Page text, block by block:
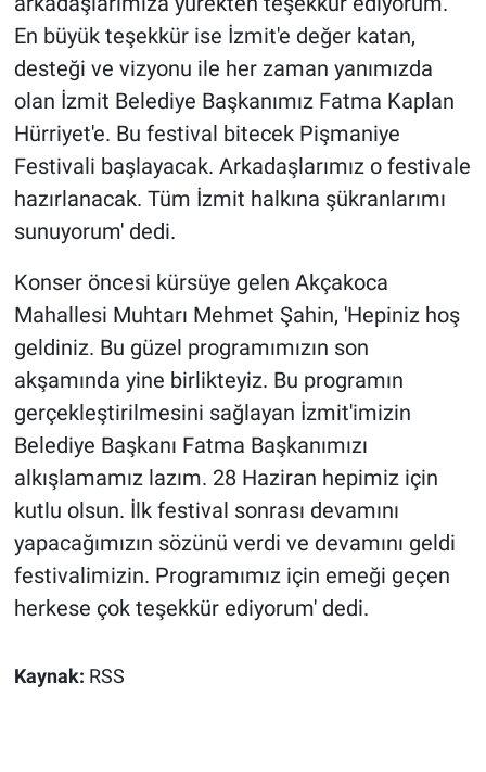
En büyük teşekkür ise İzmit'e değer katan,
desteği ve vizyonu ile her zaman yanımızda
olan İzmit Belediye Başkanımız Fatma Kaplan
Hürriyet'e. Bu festival bitecek Pişmaniye
Festivali başlayacak. Arkadaşlarımız o festivale
hazırlanacak. Tüm İzmit halkına şükranlarımı
sunuyorum' dedi.
Konser öncesi kürsüye gelen Akçakoca
Mahallesi Muhtarı Mehmet Şahin, 'Hepiniz hoş
geldiniz. Bu güzel programımızın son
akşamında yine birlikteyiz. Bu programın
gerçekleştirilmesini sağlayan İzmit'imizin
Belediye Başkanı Fatma Başkanımızı
alkışlamamız lazım. 28 Haziran hepimiz için
kutlu olsun. İlk festival sonrası devamını
yapacağımızın sözünü verdi ve devamını geldi
festivalimizin. Programımız için emeği geçen
herkese çok teşekkür ediyorum' dedi.
Kaynak: RSS